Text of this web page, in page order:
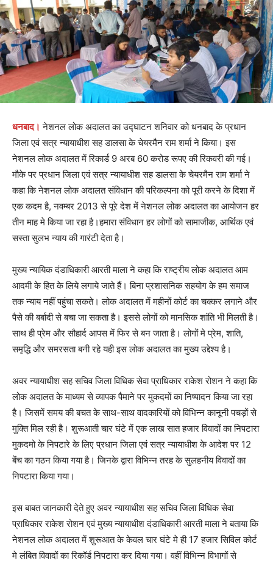
धनबाद। नेशनल लोक अदालत का उद्घाटन शनिवार को धनबाद के प्रधान
जिला एवं सत्र न्यायाधीश सह डालसा के चेयरमैन राम शर्मा ने किया। इस
नेशनल लोक अदालत में रिकार्ड 9 अरब 60 करोड रूपए की रिकवरी की गई।
मौके पर प्रधान जिला एवं सत्र न्यायाधीश सह डालसा के चेयरमैन राम शर्मा ने
कहा कि नेशनल लोक अदालत संविधान की परिकल्पना को पूरी करने के दिशा में
एक कदम है, नवम्बर 2013 से पूरे देश में नेशनल लोक अदालत का आयोजन हर
तीन माह मे किया जा रहा है।हमारा संविधान हर लोगों को सामाजीक, आर्थिक एवं
सस्ता सुलभ न्याय की गारंटी देता है।
मुख्य न्यायिक दंडाधिकारी आरती माला ने कहा कि राष्ट्रीय लोक अदालत आम
आदमी के हित के लिये लगाये जाते हैं। बिना प्रशासनिक सहयोग के हम समाज
तक न्याय नहीं पहुंचा सकते। लोक अदालत में महीनों कोर्ट का चक्कर लगाने और
पैसे की बर्बादी से बचा जा सकता है। इससे लोगों को मानसिक शांति भी मिलती है।
साथ ही प्रेम और सौहार्द आपस में फिर से बन जाता है। लोगों मे प्रेम, शाति,
समृद्धि और समरसता बनी रहे यही इस लोक अदालत का मुख्य उद्देश्य है।
अवर न्यायाधीश सह सचिव जिला विधिक सेवा प्राधिकार राकेश रोशन ने कहा कि
लोक अदालत के माध्यम से व्यापक पैमाने पर मुकदमों का निष्पादन किया जा रहा
है। जिसमें समय की बचत के साथ-साथ वादकारियों को विभिन्न कानूनी पचड़ों से
मुक्ति मिल रही है। शुरूआती चार घंटे में एक लाख सात हजार विवादों का निपटारा
मुकदमो के निपटारे के लिए प्रधान जिला एवं सत्र न्यायाधीश के आदेश पर 12
बेंच का गठन किया गया है। जिनके द्वारा विभिन्न तरह के सुलहनीय विवादों का
निपटारा किया गया।
इस बाबत जानकारी देते हुए अवर न्यायाधीश सह सचिव जिला विधिक सेवा
प्राधिकार राकेश रोशन एवं मुख्य न्यायाधीश दंडाधिकारी आरती माला ने बताया कि
नेशनल लोक अदालत में शुरूआत के केवल चार घंटे मे ही 17 हजार सिविल कोर्ट
मे लंबित विवादों का रिकॉर्ड निपटारा कर दिया गया। वहीं विभिन्न विभागों से